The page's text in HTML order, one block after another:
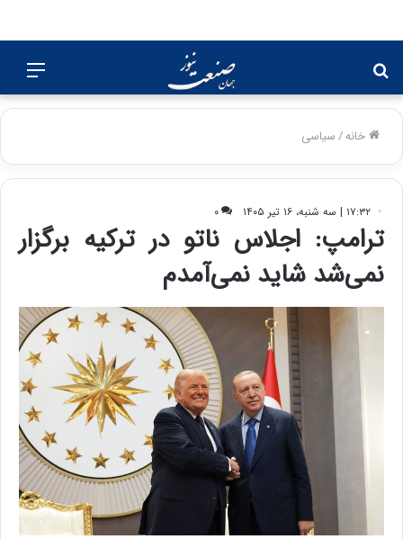
برای
خانه/سیاسی
۱۷:۳۲ | سه شنبه، ۱۶ تیر ۱۴۰۵ ۰
ترامپ: اجلاس ناتو در ترکیه برگزار
نمی‌شد شاید نمی‌آمدم